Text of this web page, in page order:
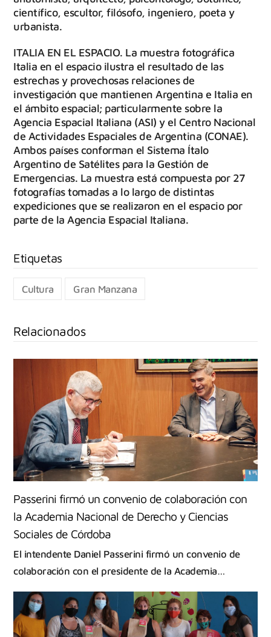
científico, escultor, filósofo, ingeniero, poeta y
urbanista.
ITALIA EN EL ESPACIO. La muestra fotográfica
Italia en el espacio ilustra el resultado de las
estrechas y provechosas relaciones de
investigación que mantienen Argentina e Italia en
el ámbito espacial; particularmente sobre la
Agencia Espacial Italiana (ASI) y el Centro Nacional
de Actividades Espaciales de Argentina (CONAE).
Ambos países conforman el Sistema Ítalo
Argentino de Satélites para la Gestión de
Emergencias. La muestra está compuesta por 27
fotografías tomadas a lo largo de distintas
expediciones que se realizaron en el espacio por
parte de la Agencia Espacial Italiana.
Cultura Gran Manzana
Relacionados
Passerini firmó un convenio de colaboración con
la Academia Nacional de Derecho y Ciencias
Sociales de Córdoba
El intendente Daniel Passerini firmó un convenio de
colaboración con el presidente de la Academia…